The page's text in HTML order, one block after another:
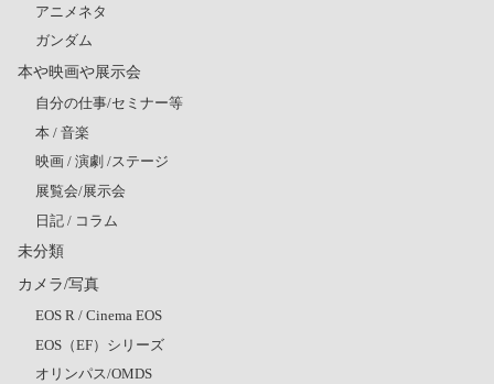
アニメネタ
ガンダム
本や映画や展示会
自分の仕事/セミナー等
本 / 音楽
映画 / 演劇 /ステージ
展覧会/展示会
日記 / コラム
未分類
カメラ/写真
EOS R / Cinema EOS
EOS（EF）シリーズ
オリンパス/OMDS